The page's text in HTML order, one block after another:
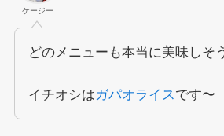
ケージー
どのメニューも本当に美味しそ
イチオシはガパオライスです〜